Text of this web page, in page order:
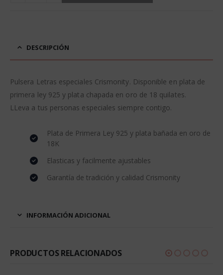
DESCRIPCIÓN
Pulsera Letras especiales Crismonity. Disponible en plata de
primera ley 925 y plata chapada en oro de 18 quilates.
LLeva a tus personas especiales siempre contigo.
Plata de Primera Ley 925 y plata bañada en oro de
18K
Elasticas y facilmente ajustables
Garantía de tradición y calidad Crismonity
INFORMACIÓN ADICIONAL
PRODUCTOS RELACIONADOS